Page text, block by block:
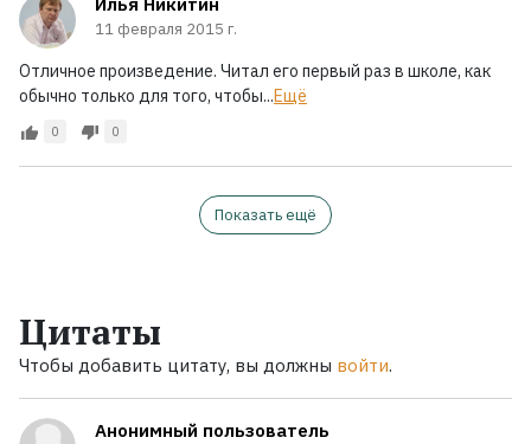
11 февраля 2015 г.
Отличное произведение. Читал его первый раз в школе, как
обычно только для того, чтобы...Ещё
0 0
Показать ещё
Цитаты
Чтобы добавить цитату, вы должны войти.
Анонимный пользователь